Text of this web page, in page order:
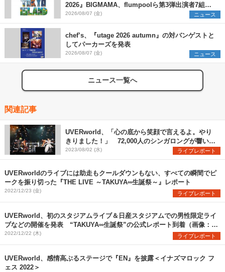
2026』BIGMAMA、flumpoolら第3弾出演者7組を
発表 ワークショップ・アート出展者を募集
2026/08/07 (金) ニュース
chef’s、『utage 2026 autumn』の対バンゲストと
してパーカーズを発表
2026/08/07 (金) ニュース
ニュース一覧へ
関連記事
UVERworld、「心の底から笑顔で言えるよ。やり
きりました！」 72,000人のシンガロングが響いた
日産スタジアム初日公演をレポート
2023/08/02 (水) ライブレポート
UVERworldのライブには助走もクールダウンもない、すべての瞬間でピ
ークを振り切った『THE LIVE ～TAKUYA∞生誕祭～』レポート
2022/12/23 (金) ライブレポート
UVERworld、初のスタジアムライブ＆日産スタジアムでの男性限定ライ
ブなどの開催を発表 “TAKUYA∞生誕祭”の公式レポート到着（画像：全
13枚）
2022/12/22 (木) ライブレポート
UVERworld、感情高ぶるステージで『EN』を披露＜イナズマロック フ
ェス 2022＞